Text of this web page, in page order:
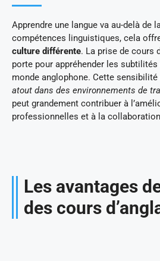
Apprendre une langue va au-delà de
compétences linguistiques, cela
culture différente. La prise de cours
porte pour appréhender les
monde anglophone. Cette
atout dans des environnements de
peut grandement contribuer à
professionnelles et à la
Les avantages
des cours